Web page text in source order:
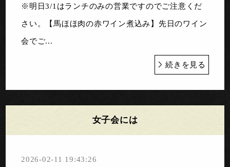
※明日3/1はランチのみの営業ですのでご注意くだ
さい。【馬ほほ肉の赤ワイン煮込み】先日のワイン
会でご...
続きを見る
女子会には
2026-02-11 19:43:26